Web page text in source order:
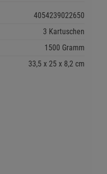
4054239022650
3 Kartuschen
1500 Gramm
33,5 25 8,2cm